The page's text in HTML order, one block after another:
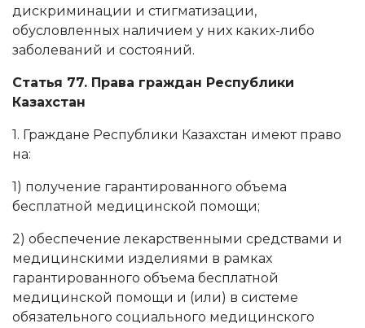
дискриминации и стигматизации,
обусловленных наличием у них каких-либо
заболеваний и состояний.
Статья 77. Права граждан Республики
Казахстан
1. Граждане Республики Казахстан имеют право
на:
1) получение гарантированного объема
бесплатной медицинской помощи;
2) обеспечение лекарственными средствами и
медицинскими изделиями в рамках
гарантированного объема бесплатной
медицинской помощи и (или) в системе
обязательного социального медицинского